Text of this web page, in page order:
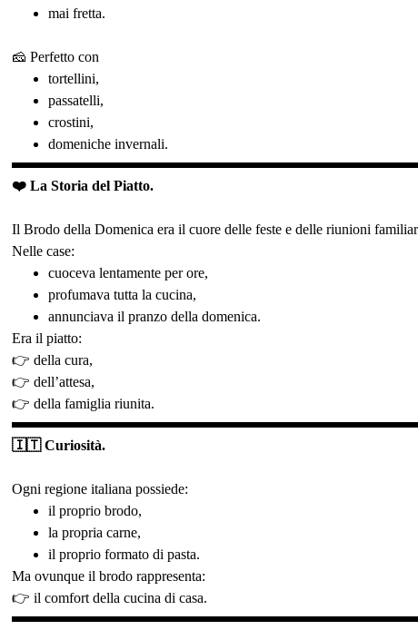
mai fretta.
🧀 Perfetto con
tortellini,
passatelli,
crostini,
domeniche invernali.
❤️ La Storia del Piatto.
Il Brodo della Domenica era il cuore delle feste e delle riunioni
Nelle case:
cuoceva lentamente per ore,
profumava tutta la cucina,
annunciava il pranzo della domenica.
Era il piatto:
👉 della cura,
👉 dell’attesa,
👉 della famiglia riunita.
🇮🇹 Curiosità.
Ogni regione italiana possiede:
il proprio brodo,
la propria carne,
il proprio formato di pasta.
Ma ovunque il brodo rappresenta:
👉 il comfort della cucina di casa.